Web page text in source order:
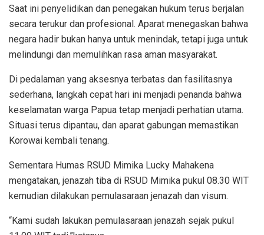
Saat ini penyelidikan dan penegakan hukum terus berjalan
secara terukur dan profesional. Aparat menegaskan bahwa
negara hadir bukan hanya untuk menindak, tetapi juga untuk
melindungi dan memulihkan rasa aman masyarakat.
Di pedalaman yang aksesnya terbatas dan fasilitasnya
sederhana, langkah cepat hari ini menjadi penanda bahwa
keselamatan warga Papua tetap menjadi perhatian utama.
Situasi terus dipantau, dan aparat gabungan memastikan
Korowai kembali tenang.
Sementara Humas RSUD Mimika Lucky Mahakena
mengatakan, jenazah tiba di RSUD Mimika pukul 08.30 WIT
kemudian dilakukan pemulasaraan jenazah dan visum.
“Kami sudah lakukan pemulasaraan jenazah sejak pukul